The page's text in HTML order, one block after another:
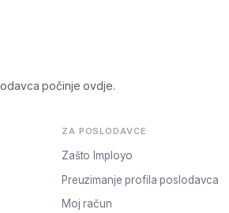
počinje ovdje.
ZA POSLODAVCE
Zašto Imployo
Preuzimanje profila poslodavca
Moj račun